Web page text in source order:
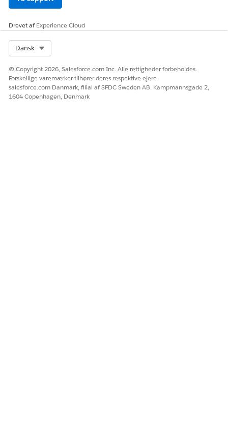
LØSTE DENNE ARTIKEL DIT PROBLEM?
Ja Nej
Drevet afExperience Cloud
Dansk
© Copyright 2026, Salesforce.com Inc. Alle rettigheder forbeholdes.
Forskellige varemærker tilhører deres respektive ejere.
salesforce.com Danmark, filial af SFDC Sweden AB. Kampmannsgade 2,
1604 Copenhagen, Denmark